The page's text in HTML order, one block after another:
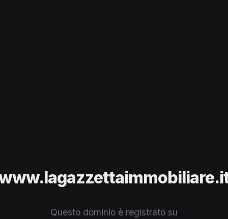
Questo dominio è registrato su